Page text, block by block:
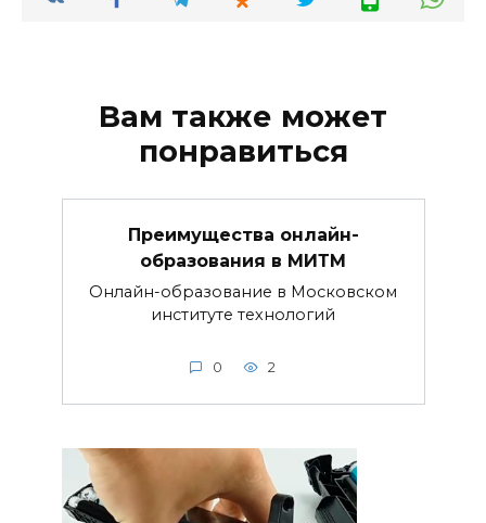
Вам также может
понравиться
Преимущества онлайн-
образования в МИТМ
Онлайн-образование в Московском
институте технологий
0 2